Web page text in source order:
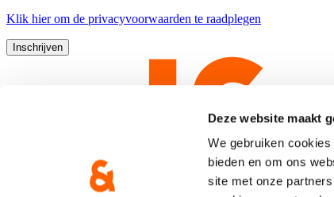
Deze website maakt
We gebruiken
bieden en om ons
site met onze
Klik hierom de privacyvoorwaarden te raadplegen